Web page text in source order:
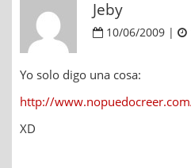
Jeby
10/06/2009 |
Yo solo digo una cosa:
http://
XD